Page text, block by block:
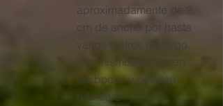
aproximadamente de 2
cm de ancho por hasta
varios metros de largo.
Los mismos nacen en
las bocas y pueden
bifurcars